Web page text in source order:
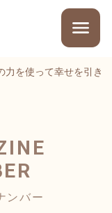
力を使って幸せを引き
ンバー